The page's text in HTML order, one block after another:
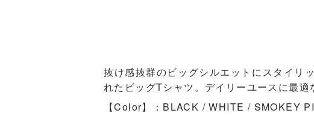
抜け感抜群のビッグシルエットにスタイリ
れたビッグTシャツ。デイリーユースに最適
【Color】：BLACK / WHITE / SMOKEY